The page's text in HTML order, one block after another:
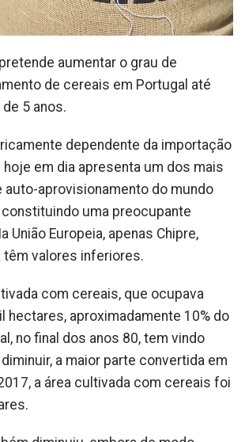
aumentar o grau de
de cereais em Portugal até
5 anos.
dependente da importação
em dia apresenta um dos mais
auto-aprovisionamento do mundo
constituindo uma preocupante
União Europeia, apenas Chipre,
têm valores inferiores.
com cereais, que ocupava
hectares, aproximadamente 10% do
no final dos anos 80, tem vindo
a maior parte convertida em
a área cultivada com cereais foi